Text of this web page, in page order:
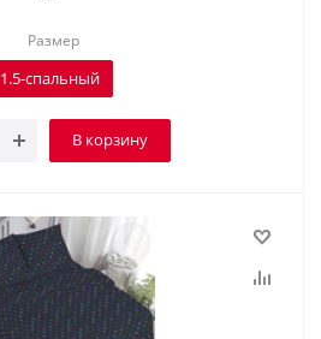
Размер
1.5-спальный
В корзину